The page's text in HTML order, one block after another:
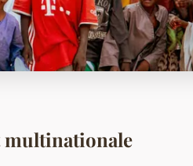
multinationale